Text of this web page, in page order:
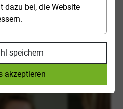
dazu bei, die Website
speichern
akzeptieren
unterstützen
DER
ARBEIT